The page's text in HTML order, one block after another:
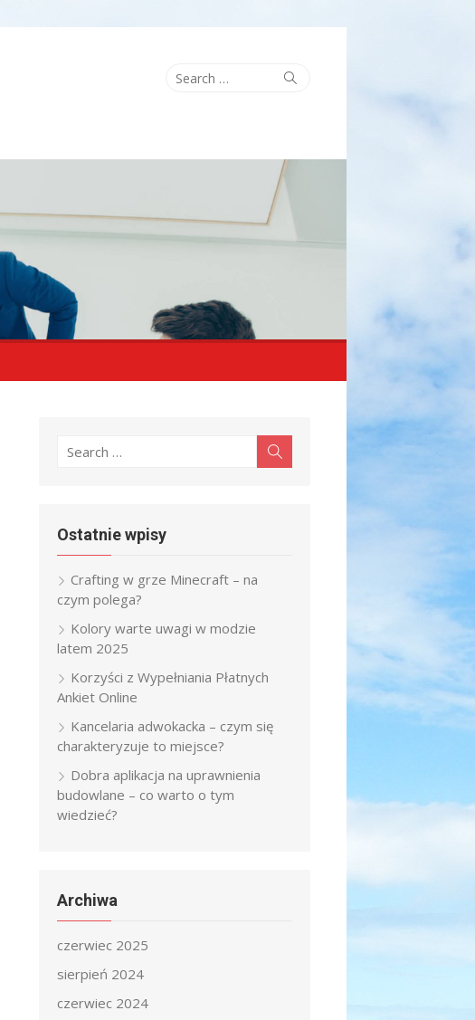
Search
Search
Search
Ostatnie wpisy
Crafting w grze Minecraft – na
czym polega?
Kolory warte uwagi w modzie
latem 2025
Korzyści z Wypełniania Płatnych
Ankiet Online
Kancelaria adwokacka – czym się
charakteryzuje to miejsce?
Dobra aplikacja na uprawnienia
budowlane – co warto o tym
wiedzieć?
Archiwa
czerwiec 2025
sierpień 2024
czerwiec 2024